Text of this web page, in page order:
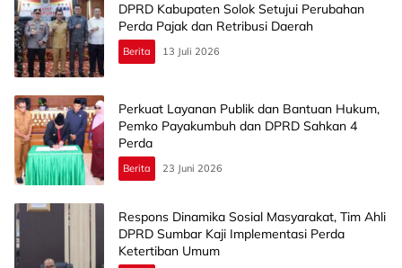
DPRD Kabupaten Solok Setujui Perubahan
Perda Pajak dan Retribusi Daerah
Berita 13 Juli 2026
Perkuat Layanan Publik dan Bantuan Hukum,
Pemko Payakumbuh dan DPRD Sahkan 4
Perda
Berita 23 Juni 2026
Respons Dinamika Sosial Masyarakat, Tim Ahli
DPRD Sumbar Kaji Implementasi Perda
Ketertiban Umum